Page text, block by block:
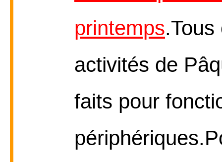
printemps
activités de
faits pour